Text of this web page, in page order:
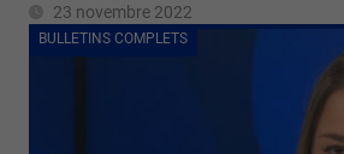
23 novembre 2022
BULLETINS COMPLETS